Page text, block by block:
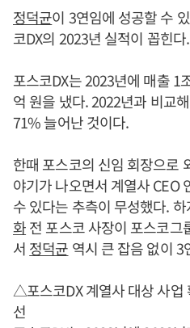
정덕균이 3연임에 성공할 수
코DX의 2023년 실적이 꼽힌다.
포스코DX는 2023년에 매출 1
억 원을 냈다. 2022년과 비교
71% 늘어난 것이다.
한때 포스코의 신임 회장으로
야기가 나오면서 계열사 CEO
수 있다는 추측이 무성했다.
화전 포스코 사장이 포스코그
서 정덕균 역시 큰 잡음 없이 3
△포스코DX 계열사 대상 사업
선